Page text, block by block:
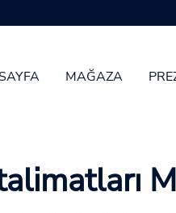
MAĞAZA